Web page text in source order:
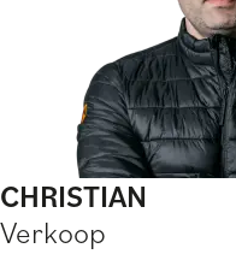
CHRISTIAN
Verkoop